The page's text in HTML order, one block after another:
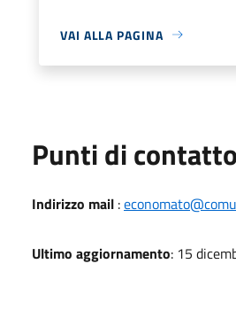
VAI ALLA PAGINA
Punti di contatto
Indirizzo mail :
Ultimo aggiornamento: 15